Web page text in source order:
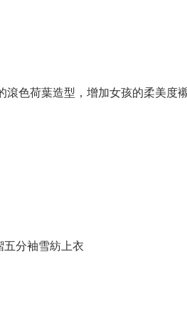
滾色荷葉造型，增加女孩的柔美度
五分袖雪紡上衣